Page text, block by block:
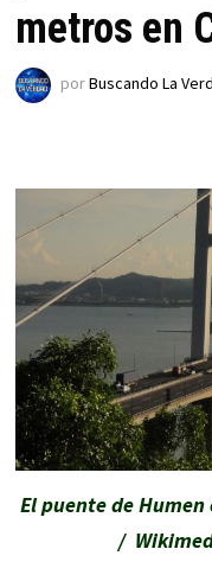
metros en
porBuscando La
El puente de
/